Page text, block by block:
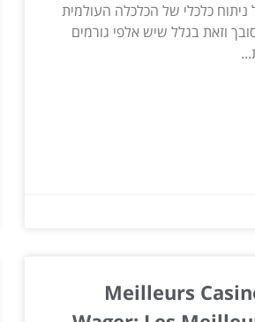
ניתוח כלכלי של הכלכלה העולמית
וזאת בגלל שיש אלפי גורמים
Meilleurs